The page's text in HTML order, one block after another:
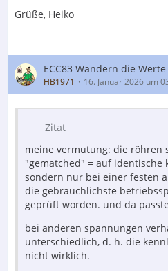
Grüße, Heiko
ECC83 Wandern die
HB1971 16. Januar 2026 um
Zitat
meine vermutung: die röhren
"gematched" = auf identische
sondern nur bei einer festen
die gebräuchlichste
geprüft worden. und da
bei anderen spannungen
unterschiedlich, d. h. die
nicht wirklich.